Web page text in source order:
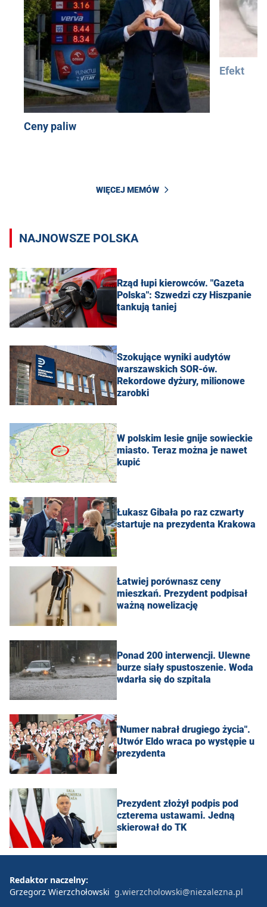
Ceny paliw
Efekt
WIĘCEJ MEMÓW
NAJNOWSZE POLSKA
Rząd łupi kierowców. "Gazeta
Polska": Szwedzi czy Hiszpanie
tankują taniej
Szokujące wyniki audytów
warszawskich SOR-ów.
Rekordowe dyżury, milionowe
zarobki
W polskim lesie gnije sowieckie
miasto. Teraz można je nawet
kupić
Łukasz Gibała po raz czwarty
startuje na prezydenta Krakowa
Łatwiej porównasz ceny
mieszkań. Prezydent podpisał
ważną nowelizację
Ponad 200 interwencji. Ulewne
burze siały spustoszenie. Woda
wdarła się do szpitala
"Numer nabrał drugiego życia".
Utwór Eldo wraca po występie u
prezydenta
Prezydent złożył podpis pod
czterema ustawami. Jedną
skierował do TK
Redaktor naczelny:
Grzegorz Wierzchołowski g.wierzcholowski@niezalezna.pl